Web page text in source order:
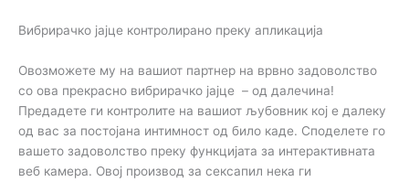
Вибрирачко јајце контролирано преку апликација
Овозможете му на вашиот партнер на врвно задоволство
со ова прекрасно вибрирачко јајце – од далечина!
Предадете ги контролите на вашиот љубовник кој е далеку
од вас за постојана интимност од било каде. Споделете го
вашето задоволство преку функцијата за интерактивната
веб камера. Овој производ за сексапил нека ги